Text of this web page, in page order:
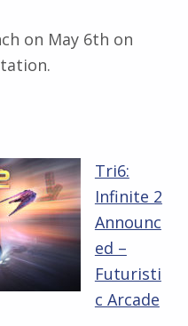
on May 6th on
Tri6:
Infinite 2
Announc
ed –
Futuristi
c Arcade